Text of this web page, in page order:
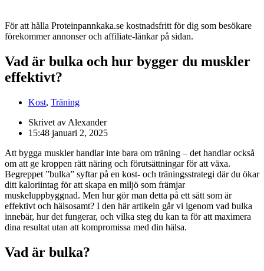
För att hålla Proteinpannkaka.se kostnadsfritt för dig som besökare
förekommer annonser och affiliate-länkar på sidan.
Vad är bulka och hur bygger du muskler
effektivt?
Kost, Träning
Skrivet av Alexander
15:48 januari 2, 2025
Att bygga muskler handlar inte bara om träning – det handlar också
om att ge kroppen rätt näring och förutsättningar för att växa.
Begreppet ”bulka” syftar på en kost- och träningsstrategi där du ökar
ditt kaloriintag för att skapa en miljö som främjar
muskeluppbyggnad. Men hur gör man detta på ett sätt som är
effektivt och hälsosamt? I den här artikeln går vi igenom vad bulka
innebär, hur det fungerar, och vilka steg du kan ta för att maximera
dina resultat utan att kompromissa med din hälsa.
Vad är bulka?